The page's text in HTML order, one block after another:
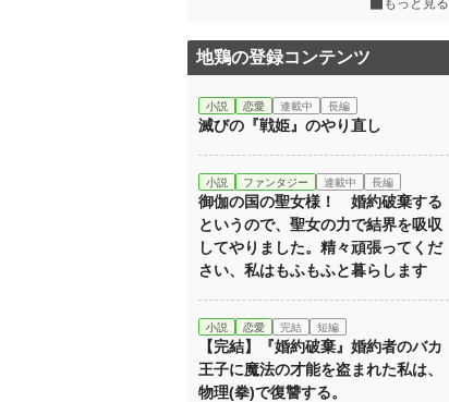
もっと見る
地鶏の登録コンテンツ
小説 恋愛 連載中 長編
滅びの『戦姫』のやり直し
小説 ファンタジー 連載中 長編
御伽の国の聖女様！ 婚約破棄する
というので、聖女の力で結界を吸収
してやりました。精々頑張ってくだ
さい、私はもふもふと暮らします
小説 恋愛 完結 短編
【完結】『婚約破棄』婚約者のバカ
王子に魔法の才能を盗まれた私は、
物理(拳)で復讐する。